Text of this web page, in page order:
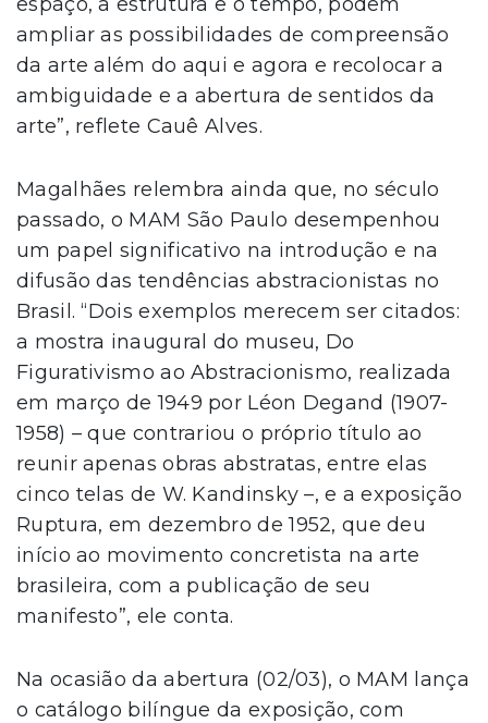
ampliar as possibilidades de compreensão
da arte além do aqui e agora e recolocar a
ambiguidade e a abertura de sentidos da
arte”, reflete Cauê Alves.
Magalhães relembra ainda que, no século
passado, o MAM São Paulo desempenhou
um papel significativo na introdução e na
difusão das tendências abstracionistas no
Brasil. “Dois exemplos merecem ser citados:
a mostra inaugural do museu, Do
Figurativismo ao Abstracionismo, realizada
em março de 1949 por Léon Degand (1907-
1958) – que contrariou o próprio título ao
reunir apenas obras abstratas, entre elas
cinco telas de W. Kandinsky –, e a exposição
Ruptura, em dezembro de 1952, que deu
início ao movimento concretista na arte
brasileira, com a publicação de seu
manifesto”, ele conta.
Na ocasião da abertura (02/03), o MAM lança
o catálogo bilíngue da exposição, com